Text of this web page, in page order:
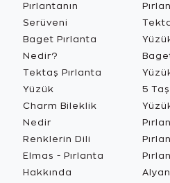
Pırlantanın
Serüveni
Baget Pırlanta
Nedir?
Tektaş Pırlanta
Yüzük
Charm Bileklik
Nedir
Renklerin Dili
Elmas - Pırlanta
Hakkında
5